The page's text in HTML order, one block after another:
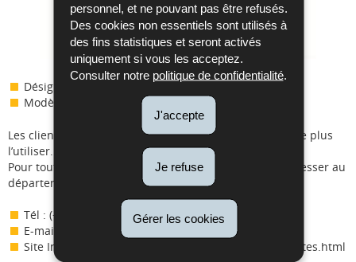
personnel, et ne pouvant pas être refusés.
Des cookies non essentiels sont utilisés à
des fins statistiques et seront activés
uniquement si vous les acceptez.
Consulter notre politique de confidentialité.
J'accepte
Je refuse
Gérer les cookies
Désignation : Mini cuiseur à oeufs
Modèle : ZY-30
Les clients en possession de ce produit sont priés de ne plus
l’utiliser.
Pour toute question complémentaire, veuillez-vous adresser au
département de la surveillance du marché de l’ILNAS :
Tél : (+352) 247 743 20
E-mail : surveillance@ilnas.etat.lu
Site Internet : https://portail-qualite.public.lu/fr/alertes.html